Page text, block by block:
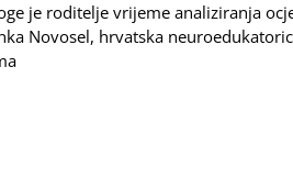
je roditelje vrijeme analiziranja
Novosel, hrvatska